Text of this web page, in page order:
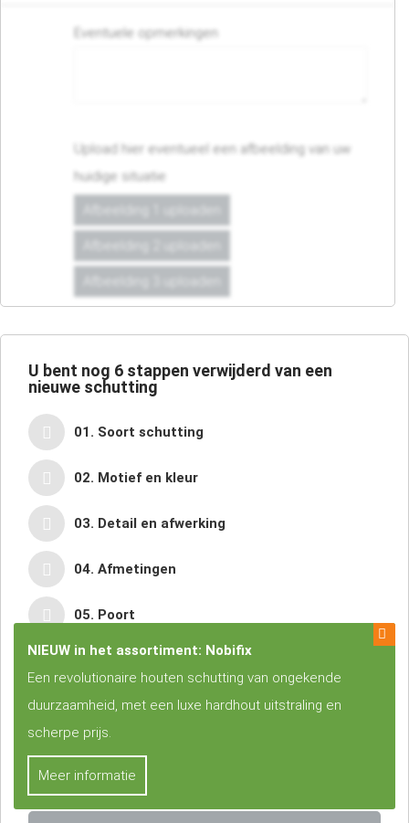
Eventuele opmerkingen
Upload hier eventueel een afbeelding van uw
huidige situatie
U bent nog 6 stappen verwijderd van een
nieuwe schutting
01. Soort schutting
02. Motief en kleur
03. Detail en afwerking
04. Afmetingen
05. Poort
06. Persoonlijke gegevens
I.v.m. schaarsheid op de houtmarkt stijgen de prijzen. Hierdoor
zijn de
Let op:alle prijzen zijn onder voorbehoud
NIEUW in het assortiment: Nobifix
Een revolutionaire houten schutting van ongekende
duurzaamheid, met een luxe hardhout uitstraling en
scherpe prijs.
Meer informatie